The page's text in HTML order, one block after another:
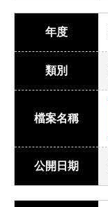
年度
類別
檔案名稱
公開日期